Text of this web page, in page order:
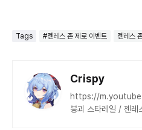
Tags #젠레스 존 제로 이벤트 젠레스
Crispy
https://
붕괴 스타레일 / 젠레